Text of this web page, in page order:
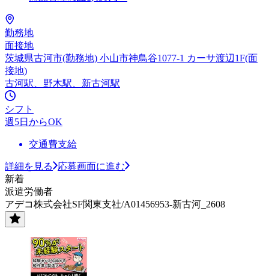
勤務地
面接地
茨城県古河市(勤務地) 小山市神鳥谷1077-1 カーサ渡辺1F(面
接地)
古河駅、野木駅、新古河駅
シフト
週5日からOK
交通費支給
詳細を見る
応募画面に進む
新着
派遣労働者
アデコ株式会社SF関東支社/A01456953-新古河_2608